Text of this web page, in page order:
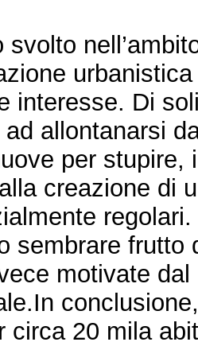
svolto
interesse. Di
ad allontanarsi
per stupire,
creazione di
sembrare frutto
motivate
In
circa 20 mila